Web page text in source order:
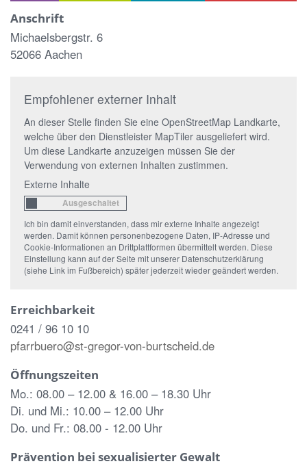
Anschrift
Michaelsbergstr. 6
52066 Aachen
Empfohlener externer Inhalt
An dieser Stelle finden Sie eine OpenStreetMap Landkarte,
welche über den Dienstleister MapTiler ausgeliefert wird.
Um diese Landkarte anzuzeigen müssen Sie der
Verwendung von externen Inhalten zustimmen.
Externe Inhalte
Ich bin damit einverstanden, dass mir externe Inhalte angezeigt
werden. Damit können personenbezogene Daten, IP-Adresse und
Cookie-Informationen an Drittplattformen übermittelt werden. Diese
Einstellung kann auf der Seite mit unserer Datenschutzerklärung
(siehe Link im Fußbereich) später jederzeit wieder geändert werden.
Erreichbarkeit
0241 / 96 10 10
pfarrbuero@st-gregor-von-burtscheid.de
Öffnungszeiten
Mo.: 08.00 – 12.00 & 16.00 – 18.30 Uhr
Di. und Mi.: 10.00 – 12.00 Uhr
Do. und Fr.: 08.00 - 12.00 Uhr
Prävention bei sexualisierter Gewalt